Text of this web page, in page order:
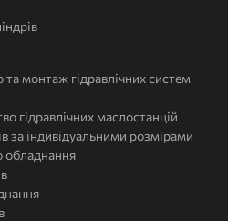
монтаж гідравлічних систем
гідравлічних маслостанцій
за індивідуальними розмірами
обладнання